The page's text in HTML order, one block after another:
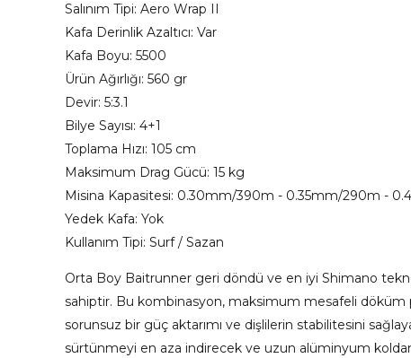
Salınım Tipi: Aero Wrap II
Kafa Derinlik Azaltıcı: Var
Kafa Boyu: 5500
Ürün Ağırlığı: 560 gr
Devir: 5:3.1
Bilye Sayısı: 4+1
Toplama Hızı: 105 cm
Maksimum Drag Gücü: 15 kg
Misina Kapasitesi: 0.30mm/390m - 0.35mm/290m -
Yedek Kafa: Yok
Kullanım Tipi: Surf / Sazan
Orta Boy Baitrunner geri döndü ve en iyi Shimano
sahiptir. Bu kombinasyon, maksimum mesafeli döküm
sorunsuz bir güç aktarımı ve dişlilerin stabilitesini
sürtünmeyi en aza indirecek ve uzun alüminyum koldan